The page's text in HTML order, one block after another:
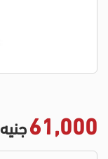
61,000جنيه